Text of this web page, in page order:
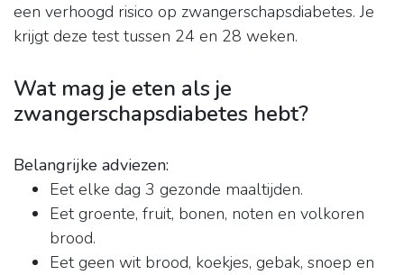
een verhoogd risico op zwangerschapsdiabetes. Je
krijgt deze test tussen 24 en 28 weken.
Wat mag je eten als je
zwangerschapsdiabetes hebt?
Belangrijke adviezen:
Eet elke dag 3 gezonde maaltijden.
Eet groente, fruit, bonen, noten en volkoren
brood.
Eet geen wit brood, koekjes, gebak, snoep en